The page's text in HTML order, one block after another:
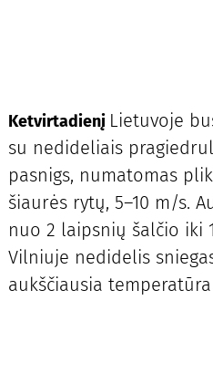
Ketvirtadienį Lietuvoje
su nedideliais
pasnigs, numatomas
šiaurės rytų, 5–10 m/s.
nuo 2 laipsnių šalčio iki
Vilniuje nedidelis
aukščiausia